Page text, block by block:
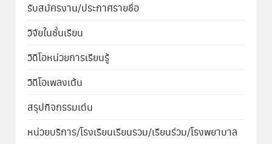
รับสมัครงาน/ประกาศรายชื่อ
วิจัยในชั้นเรียน
วิดีโอหน่วยการเรียนรู้
วิดีโอเพลงเต้น
สรุปกิจกรรมเด่น
หน่วยบริการ/โรงเรียนเรียนรวม/เรียนร่วม/โรงพยาบาล